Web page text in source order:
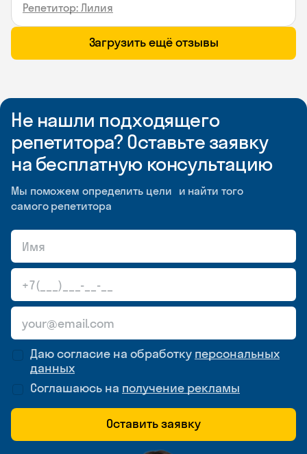
Репетитор: Лилия
Загрузить ещё отзывы
Не нашли подходящего
репетитора? Оставьте заявку
на бесплатную консультацию
Мы поможем определить цели и найти того
самого репетитора
Даю согласие на обработку персональных
данных
Соглашаюсь на получение рекламы
Оставить заявку